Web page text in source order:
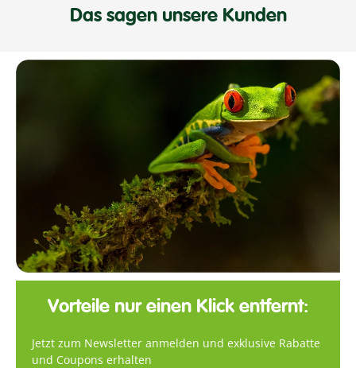
Das sagen unsere Kunden
Vorteile nur einen Klick entfernt:
Jetzt zum Newsletter anmelden und exklusive Rabatte
und Coupons erhalten